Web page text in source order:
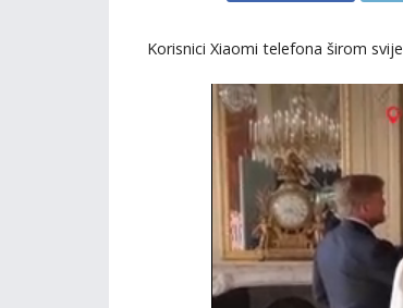
Korisnici Xiaomi telefona širom